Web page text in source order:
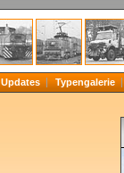
Updates Typengalerie